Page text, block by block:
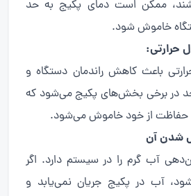
ممکن است دمای پکیج به حد
خاموش شود.
باعث کاهش راندمان دستگاه و
در برخی بخش‌های پکیج می‌شود که
حفاظت از خود خاموش می‌شود.
آب گرم را در سیستم دارد. اگر
آب در پکیج جریان نمی‌یابد و